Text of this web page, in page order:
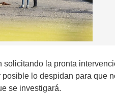
solicitando la pronta
lo despidan para que
se investigará.